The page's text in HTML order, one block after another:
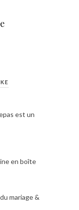
est un
en boîte
mariage &